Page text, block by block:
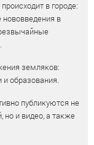
в городе:
в
земляков:
и образования.
публикуются не
но и видео, а также